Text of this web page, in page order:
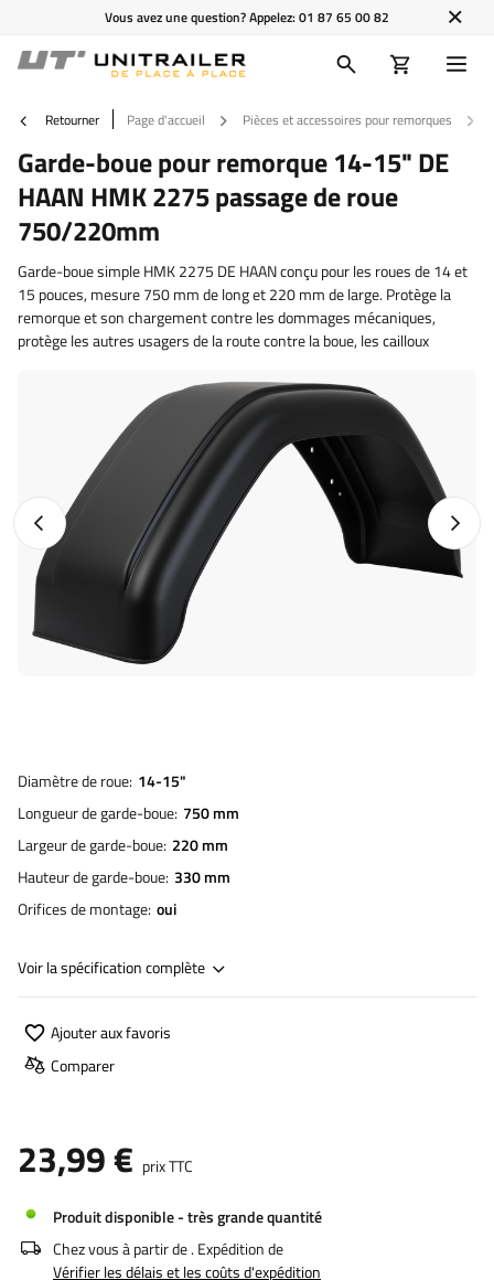
Vous avez une question? Appelez:01 87 65 00 82
Retourner Page d'accueil Pièces et accessoires pour remorques
Garde-boue pour remorque 14-15" DE
HAAN HMK 2275 passage de roue
750/220mm
Garde-boue simple HMK 2275 DE HAAN conçu pour les roues de 14 et
15 pouces, mesure 750 mm de long et 220 mm de large. Protège la
remorque et son chargement contre les dommages mécaniques,
protège les autres usagers de la route contre la boue, les cailloux
Photo précédente Photo
Diamètre de roue 14-15"
Longueur de garde-boue 750 mm
Largeur de garde-boue 220 mm
Hauteur de garde-boue 330 mm
Orifices de montage oui
Voir la spécification complète
Ajouter aux favoris
Comparer
23,99 € prix TTC
Produit disponible - très grande quantité
Chez vous à partir de. Expédition de
Vérifier les délais et les coûts d'expédition